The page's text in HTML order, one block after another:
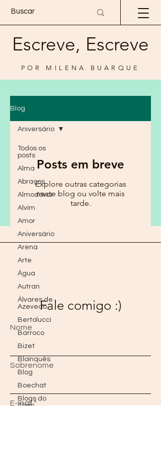
Escreve, Escreve
POR MILENA BUARQUE
Blog
Todos os
posts
Alma
Abraços
Almodóvar
Alvim
Amor
Aniversário
Arena
Arte
Água
Autran
Álvares de
Azevedo
Bertolucci
Barroco
Bizet
Bloínquês
Blog
Boechat
Blogs do
Além
Aniversário
Posts em breve
Explore outras categorias
neste blog ou volte mais
tarde.
Fale comigo :)
Nome
Sobrenome
E-mail